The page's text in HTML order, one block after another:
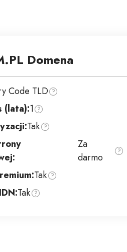
Domena
Code TLD
(lata):1
Tak
Za
darmo
Tak
Tak